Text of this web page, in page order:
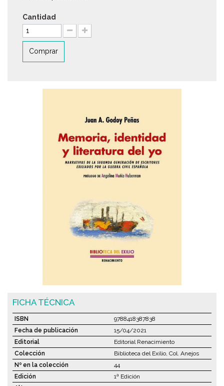
Cantidad
Comprar
FICHA TÉCNICA
ISBN
9788418387838
Fecha de publicación
15/04/2021
Editorial
Editorial Renacimiento
Colección
Biblioteca del Exilio, Col. Anejos
Nº en la colección
44
Edición
1ª Edición